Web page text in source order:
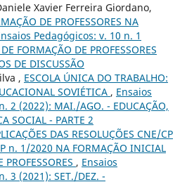
Xavier Ferreira Giordano,
DE PROFESSORES NA
Pedagógicos: v. 10 n. 1
FORMAÇÃO DE PROFESSORES
DE DISCUSSÃO
, ESCOLA ÚNICA DO TRABALHO:
SOVIÉTICA , Ensaios
2 (2022): MAI./AGO. - EDUCAÇÃO,
SOCIAL - PARTE 2
DAS RESOLUÇÕES CNE/CP
n. 1/2020 NA FORMAÇÃO INICIAL
, Ensaios
3 (2021): SET./DEZ. -